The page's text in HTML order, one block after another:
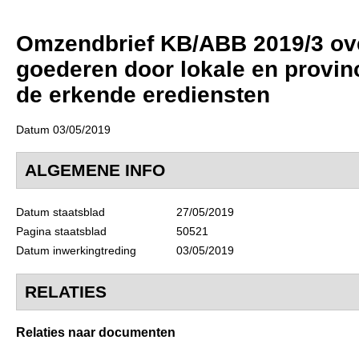
Omzendbrief KB/ABB 2019/3
goederen door lokale en
de erkende erediensten
Datum 03/05/2019
ALGEMENE INFO
Datum staatsblad
27/05/2019
Pagina staatsblad
50521
Datum inwerkingtreding
03/05/2019
RELATIES
Relaties naar documenten